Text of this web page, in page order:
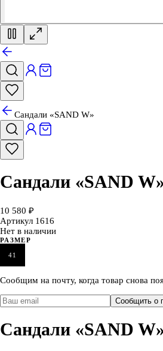
Сандали «SAND W»
Сандали «SAND
10 580 ₽
Артикул 1616
Нет в наличии
РАЗМЕР
41
Сообщим на почту, когда товар снова
Сообщить о
Сандали «SAND